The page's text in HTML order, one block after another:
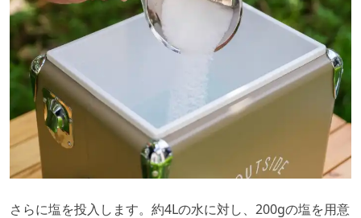
さらに塩を投入します。約4Lの水に対し、200gの塩を用意